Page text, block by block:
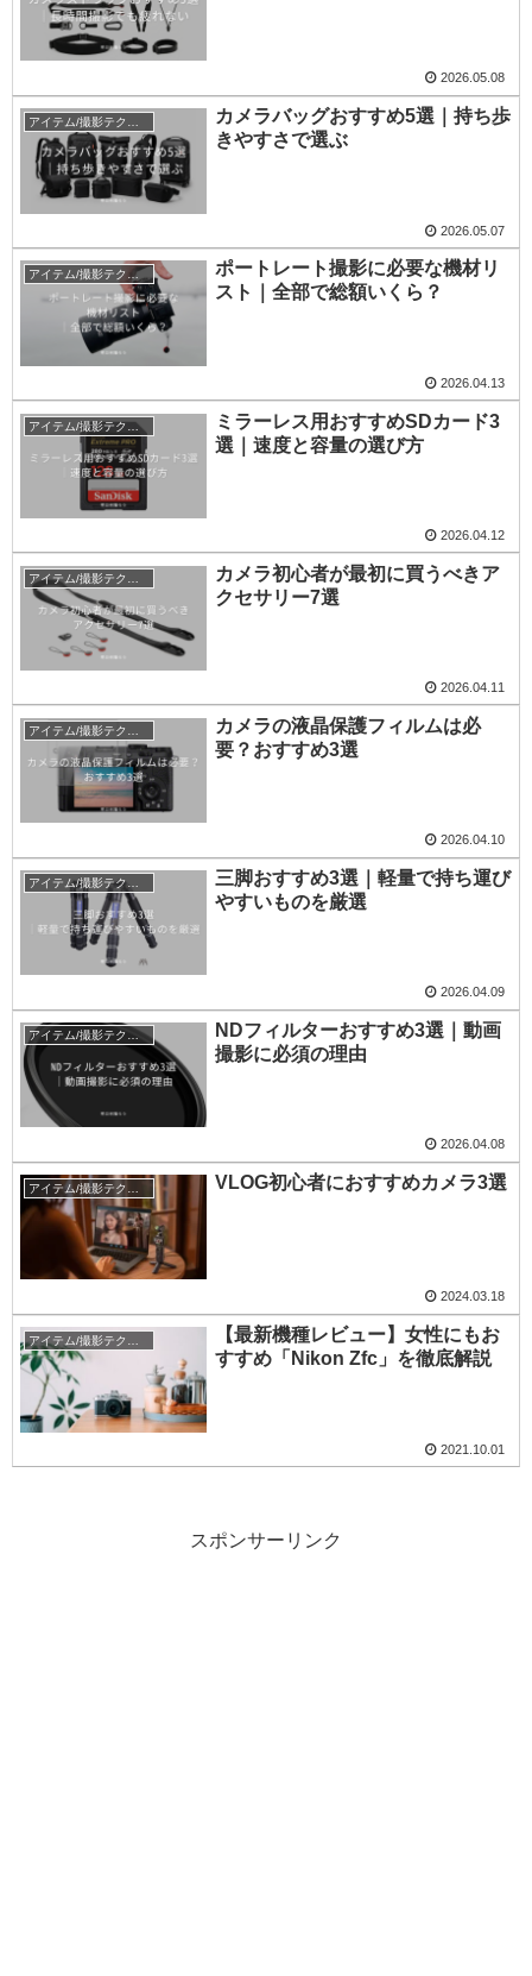
2026.05.08
カメラバッグおすすめ5選｜持ち歩
きやすさで選ぶ
2026.05.07
アイテム/撮影テクニック
ポートレート撮影に必要な機材リ
スト｜全部で総額いくら？
2026.04.13
アイテム/撮影テクニック
ミラーレス用おすすめSDカード3
選｜速度と容量の選び方
2026.04.12
カメラ初心者が最初に買うべきア
クセサリー7選
2026.04.11
カメラの液晶保護フィルムは必
要？おすすめ3選
2026.04.10
アイテム/撮影テクニック
三脚おすすめ3選｜軽量で持ち運び
やすいものを厳選
2026.04.09
アイテム/撮影テクニック
NDフィルターおすすめ3選｜動画
撮影に必須の理由
2026.04.08
VLOG初心者におすすめカメラ3選
2024.03.18
【最新機種レビュー】女性にもお
すすめ「Nikon Zfc」を徹底解説
2021.10.01
スポンサーリンク